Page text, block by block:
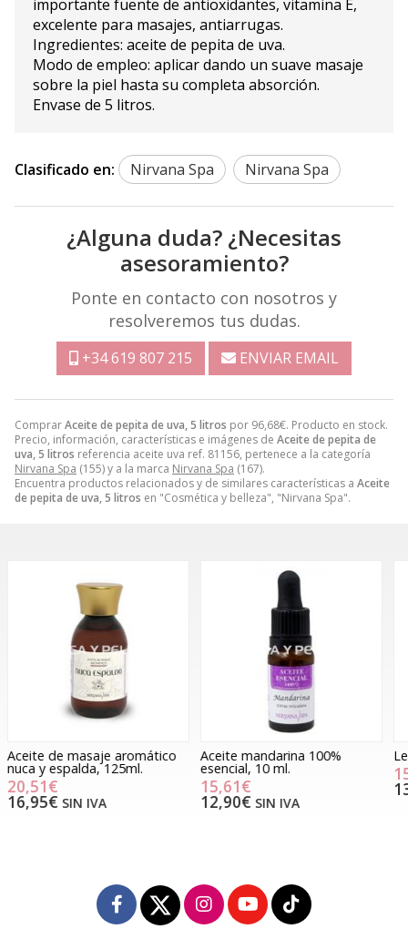
ComprarAceite de pepita de uva, 5 litros por 96,68€. Producto en stock.
Precio, información, características e imágenes de Aceite de pepita de
uva, 5 litros referencia aceite uva ref. 81156, pertenece a la categoría
Nirvana Spa (155) y a la marca Nirvana Spa (167).
Encuentra productos relacionados y de similares características a Aceite
de pepita de uva, 5 litros en "Cosmética y belleza", "Nirvana Spa".
importante fuente de antioxidantes, vitamina E,
excelente para masajes, antiarrugas.
Ingredientes: aceite de pepita de uva.
Modo de empleo: aplicar dando un suave masaje
sobre la piel hasta su completa absorción.
Envase de 5 litros.
Clasificado en: Nirvana Spa Nirvana Spa
¿Alguna duda? ¿Necesitas
asesoramiento?
Ponte en contacto con nosotros y
resolveremos tus dudas.
+34 619 807 215 ENVIAR EMAIL
Aceite mandarina 100%
esencial, 10 ml.
15,61€
12,90€SIN IVA
Leche limpiadora, 500ml.
15,90€
13,14€